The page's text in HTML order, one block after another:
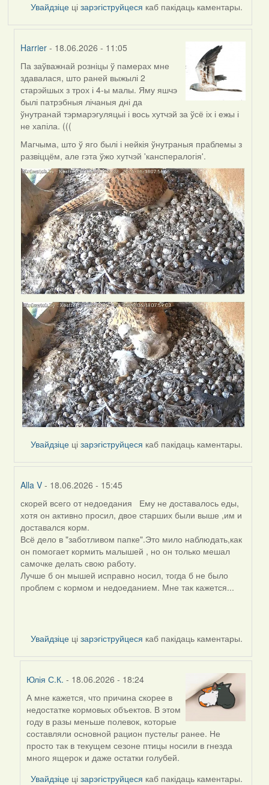
Увайдзіце цізарэгіструйцеся каб пакідаць каментары.
Harrier - 18.06.2026 - 11:05
In
reply
to
by
SaMANdaS
Па заўважнай розніцы ў памерах мне
здавалася, што раней выжылі 2
старэйшых з трох і 4-ы малы. Яму яшчэ
былі патрэбныя лічаныя дні да
ўнутранай тэрмарэгуляцыі і вось хутчэй за ўсё іх і ежы і
не хапіла. (((
Магчыма, што ў яго былі і нейкія ўнутраныя праблемы з
развіццём, але гэта ўжо хутчэй 'канспералогія'.
Увайдзіце цізарэгіструйцеся каб пакідаць каментары.
Alla V - 18.06.2026 - 15:45
In
reply
to
by
SaMANdaS
скорей всего от недоедания Ему не доставалось еды,
хотя он активно просил, двое старших были выше ,им и
доставался корм.
Всё дело в "заботливом папке".Это мило наблюдать,как
он помогает кормить малышей , но он только мешал
самочке делать свою работу.
Лучше б он мышей исправно носил, тогда б не было
проблем с кормом и недоеданием. Мне так кажется...
Увайдзіце цізарэгіструйцеся каб пакідаць каментары.
Юлія С.К. - 18.06.2026 - 18:24
In
reply
to
by
Alla
V
А мне кажется, что причина скорее в
недостатке кормовых объектов. В этом
году в разы меньше полевок, которые
составляли основной рацион пустельг ранее. Не
просто так в текущем сезоне птицы носили в гнезда
много ящерок и даже остатки голубей.
Увайдзіце цізарэгіструйцеся каб пакідаць каментары.